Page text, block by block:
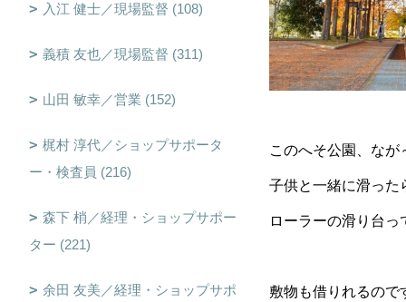
このへそ公園、な
子供と一緒に滑っ
ローラーの滑り台
敷物も借りれるの
入江 健士／現場監督 (108)
義積 友也／現場監督 (311)
山田 敏幸／営業 (152)
梶村 淳代／ショップサポータ
ー・検査員 (216)
森下 梢／経理・ショップサポー
ター (221)
余田 友美／経理・ショップサポ